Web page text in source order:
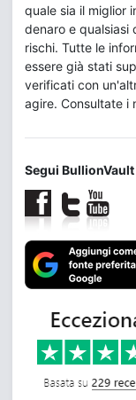
quale sia il miglior
denaro e qualsiasi
rischi. Tutte le
essere già stati
verificati con
agire. Consultate i
Segui BullionVault